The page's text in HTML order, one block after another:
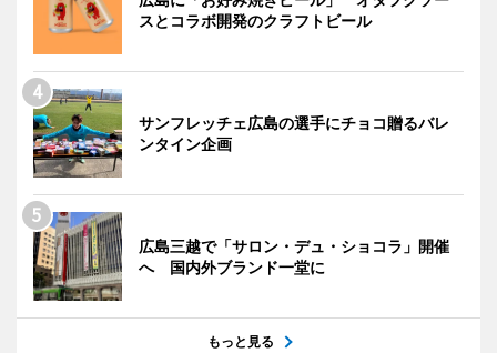
スとコラボ開発のクラフトビール
サンフレッチェ広島の選手にチョコ贈るバレ
ンタイン企画
広島三越で「サロン・デュ・ショコラ」開催
へ 国内外ブランド一堂に
もっと見る